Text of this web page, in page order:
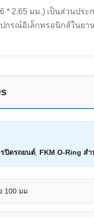
2.65 มม.) เป็นส่วนปร
ปกรณ์อิเล็กทรอนิกส์ใน
ปิดรถยนต์ FKM O-Ring สํ
100 มม